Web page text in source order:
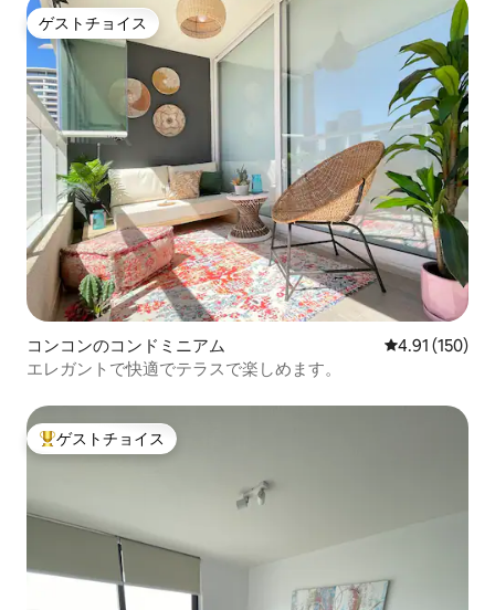
ゲストチョイス
ゲストチョイス
コンコンのコンドミニアム レビュー150
4.91 (150)
エレガントで快適でテラスで楽しめます。
大好評のゲストチョイスです。
ゲストチョイス